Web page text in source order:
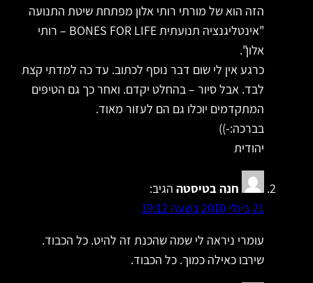
הזה הוא של מורתי רותי אלון מפתחת שיטת התנועה
"אינטליגנציה תנועתית BONES FOR LIFE – רותי
אלון".
כרגע אין לי שום דבר נוסף לכתוב. עד כה למדתי קצת
לבד. אבל סיור – בהחלט יקדם. ואחר כך גם הטיפים
המתקדמים יוכלו גם הם לעזור מאוד.
בברכה:-))
יהודית
חנה בטיסטההגיב:
21 ביולי 2010 בשעה 19:12
עומרי ניראה לי שמה שהכנת זה להיט. כל הכבוד.
שירבו כאילה כמוך. כל הכבוד.